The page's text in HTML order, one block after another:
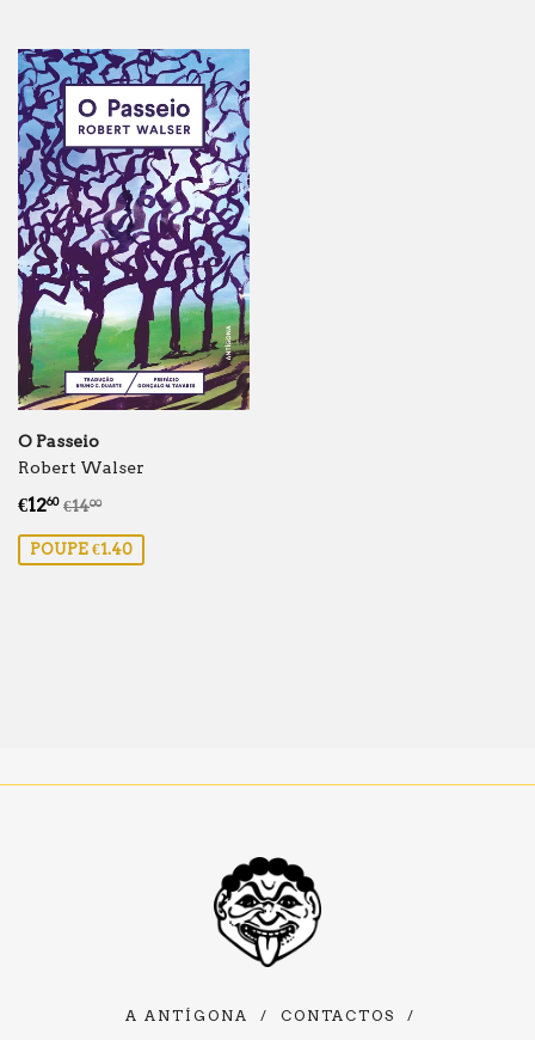
O Passeio
Robert Walser
Preço
de
saldo
€1260 €12.60
Preço normal
€1400
POUPE €1.40
A ANTÍGONA / CONTACTOS /